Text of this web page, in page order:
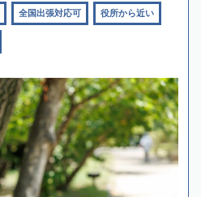
全国出張対応可 役所から近い